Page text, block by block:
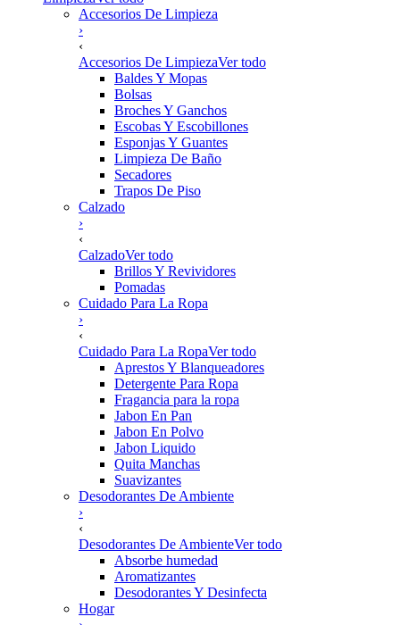
Accesorios De Limpieza
›
‹
Accesorios De LimpiezaVer todo
Baldes Y Mopas
Bolsas
Broches Y Ganchos
Escobas Y Escobillones
Esponjas Y Guantes
Limpieza De Baño
Secadores
Trapos De Piso
Calzado
›
‹
CalzadoVer todo
Brillos Y Revividores
Pomadas
Cuidado Para La Ropa
›
‹
Cuidado Para La RopaVer todo
Aprestos Y Blanqueadores
Detergente Para Ropa
Fragancia para la ropa
Jabon En Pan
Jabon En Polvo
Jabon Liquido
Quita Manchas
Suavizantes
Desodorantes De Ambiente
›
‹
Desodorantes De AmbienteVer todo
Absorbe humedad
Aromatizantes
Desodorantes Y Desinfecta
Hogar